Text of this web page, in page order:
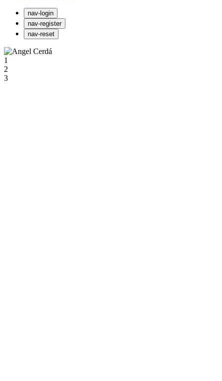
nav-login
nav-register
nav-reset
1
2
3